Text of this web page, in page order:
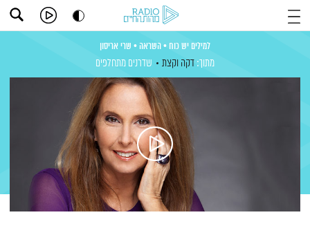
למילים יש כוח • השראה • שרי אריסון
מתוך: דקה וקצת שדרנים מתחלפים